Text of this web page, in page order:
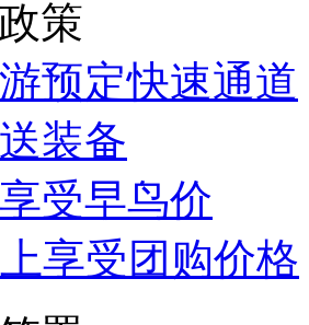
策
预定快速通道
装备
受早鸟价
享受团购价格